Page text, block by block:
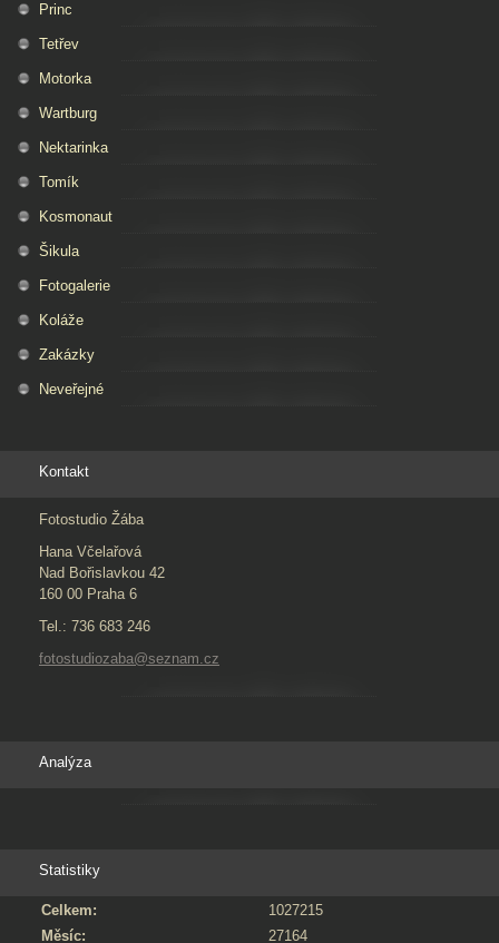
Princ
Tetřev
Motorka
Wartburg
Nektarinka
Tomík
Kosmonaut
Šikula
Fotogalerie
Koláže
Zakázky
Neveřejné
Kontakt
Fotostudio Žába
Hana Včelařová
Nad Bořislavkou 42
160 00 Praha 6
Tel.: 736 683 246
fotostudiozaba@seznam.cz
Analýza
Statistiky
Celkem:
1027215
Měsíc:
27164